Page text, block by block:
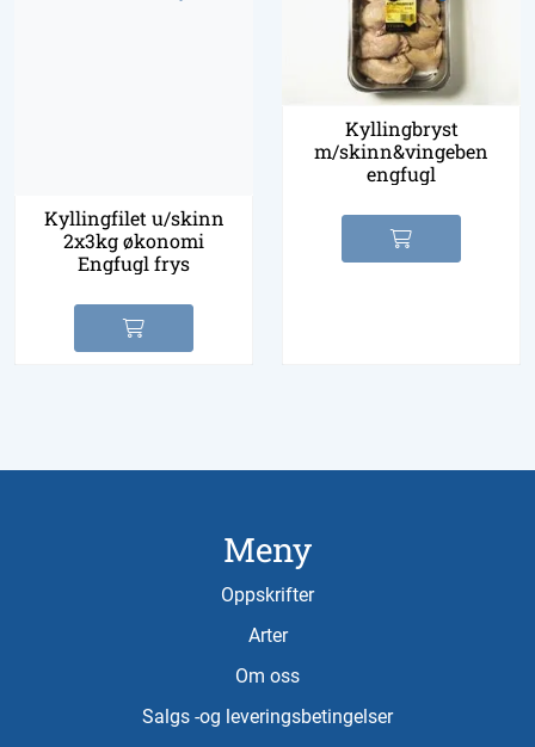
Kyllingfilet u/skinn
2x3kg økonomi
Engfugl frys
Kyllingbryst
m/skinn&vingeben
engfugl
Meny
Oppskrifter
Arter
Om oss
Salgs -og leveringsbetingelser